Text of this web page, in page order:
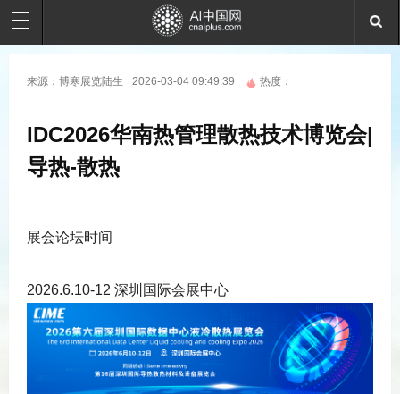
来源： 博寒展览陆生 2026-03-04 09:49:39 热度：
IDC2026华南热管理散热技术博览会|
导热-散热
展会论坛时间
2026.6.10-12 深圳国际会展中心